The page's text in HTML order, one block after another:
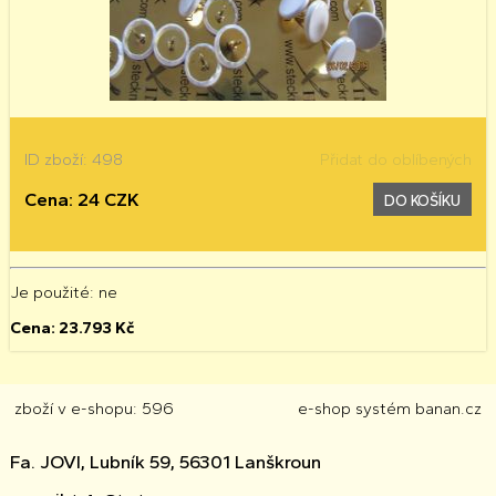
ID zboží: 498 Přidat do oblíbených
Cena: 24 CZK DO KOŠÍKU
Je použité: ne
Cena: 23.793 Kč
zboží v e-shopu: 596 e-shop systém banan.cz
Fa. JOVI, Lubník 59, 56301 Lanškroun